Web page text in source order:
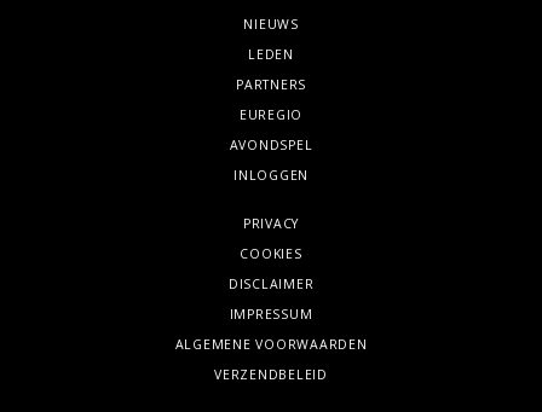
NIEUWS
LEDEN
PARTNERS
EUREGIO
AVONDSPEL
INLOGGEN
PRIVACY
COOKIES
DISCLAIMER
IMPRESSUM
ALGEMENE VOORWAARDEN
VERZENDBELEID